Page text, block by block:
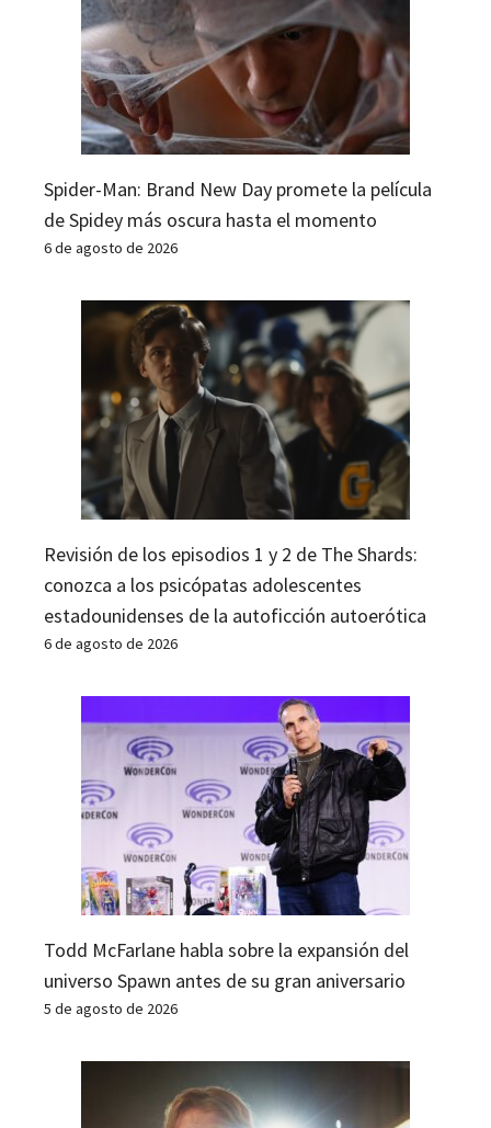
Spider-Man: Brand New Day promete la película
de Spidey más oscura hasta el momento
6 de agosto de 2026
Revisión de los episodios 1 y 2 de The Shards:
conozca a los psicópatas adolescentes
estadounidenses de la autoficción autoerótica
6 de agosto de 2026
Todd McFarlane habla sobre la expansión del
universo Spawn antes de su gran aniversario
5 de agosto de 2026